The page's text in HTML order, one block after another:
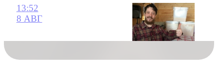
13:52
8 АВГ